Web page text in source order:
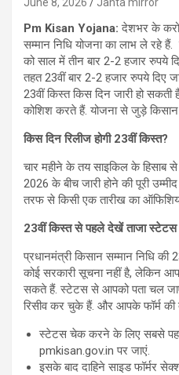
Pm Kisan Yojana:देशभर के
सम्मान निधि योजना का लाभ ले रहे
को साल में तीन बार 2-2 हजार रुपये
तहत 23वीं बार 2-2 हजार रुपये दिए
23वीं किस्त किस दिन जारी हो
कोशिश करते हैं. योजना से जुड़े
किस दिन रिलीज होगी 23वीं किस्त?
चार महीने के तय साइकिल के हिसाब
2026 के बीच जारी होने की पूरी
तरफ से किसी एक तारीख का
23वीं किस्त से पहले देखें ताजा स्टेटस
प्रधानमंत्री किसान सम्मान निधि
कोई सरकारी सूचना नहीं है, लेकिन
सकते हैं. स्टेटस से आपको पता चल
रिसीव कर चुके हैं. और आपके फॉर्म की
स्टेटस चेक करने के लिए सबसे
pmkisan.gov.in पर जाएं.
इसके बाद दाहिने साइड फॉर्मर